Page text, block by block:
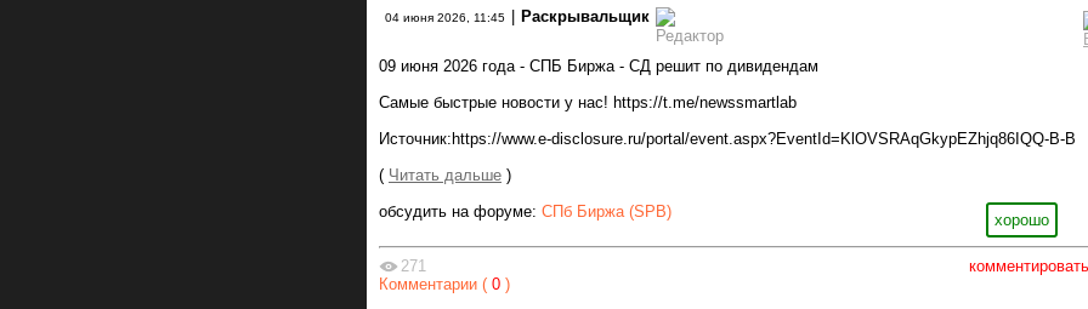
04 июня 2026, 11:45 Раскрывальщик
09 июня 2026 года - СПБ Биржа - СД решит по дивидендам
Самые быстрые новости у нас! https://t.me/newssmartlab
Источник:https://www.e-disclosure.ru/portal/event.aspx?EventId=KlOVSRAqGkypEZhjq86IQQ-B-B
( Читать дальше )
хорошо
обсудить на форуме: СПб Биржа (SPB)
комментировать
271
Комментарии ( 0 )